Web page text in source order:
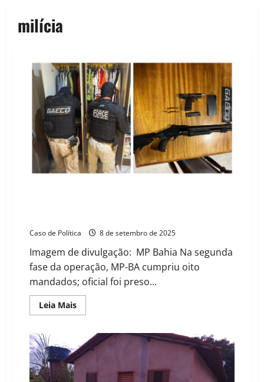
milícia
Caso de Política 8 de setembro de 2025
Imagem de divulgação: MP Bahia Na segunda
fase da operação, MP-BA cumpriu oito
mandados; oficial foi preso...
Leia MaisRead
more
coronel
da
PM
é
alvo